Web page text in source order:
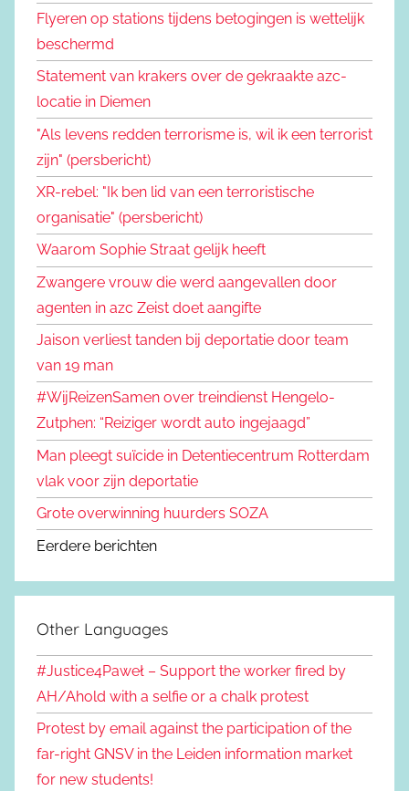
Flyeren op stations tijdens betogingen is wettelijk
beschermd
Statement van krakers over de gekraakte azc-
locatie in Diemen
"Als levens redden terrorisme is, wil ik een terrorist
zijn" (persbericht)
XR-rebel: "Ik ben lid van een terroristische
organisatie" (persbericht)
Waarom Sophie Straat gelijk heeft
Zwangere vrouw die werd aangevallen door
agenten in azc Zeist doet aangifte
Jaison verliest tanden bij deportatie door team
van 19 man
#WijReizenSamen over treindienst Hengelo-
Zutphen: “Reiziger wordt auto ingejaagd”
Man pleegt suïcide in Detentiecentrum Rotterdam
vlak voor zijn deportatie
Grote overwinning huurders SOZA
Eerdere berichten
Other Languages
#Justice4Paweł – Support the worker fired by
AH/Ahold with a selfie or a chalk protest
Protest by email against the participation of the
far-right GNSV in the Leiden information market
for new students!